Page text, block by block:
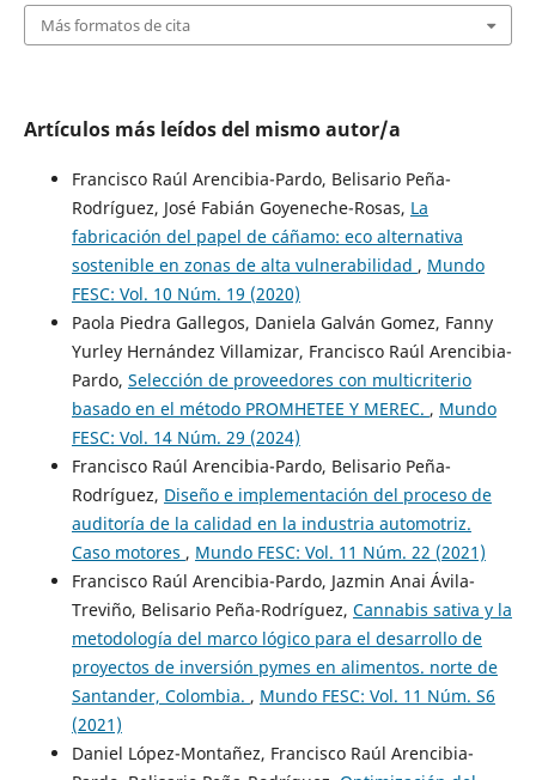
Más formatos de cita
Artículos más leídos del mismo autor/a
Francisco Raúl Arencibia-Pardo, Belisario Peña-
Rodríguez, José Fabián Goyeneche-Rosas, La
fabricación del papel de cáñamo: eco alternativa
sostenible en zonas de alta vulnerabilidad , Mundo
FESC: Vol. 10 Núm. 19 (2020)
Paola Piedra Gallegos, Daniela Galván Gomez, Fanny
Yurley Hernández Villamizar, Francisco Raúl Arencibia-
Pardo, Selección de proveedores con multicriterio
basado en el método PROMHETEE Y MEREC. , Mundo
FESC: Vol. 14 Núm. 29 (2024)
Francisco Raúl Arencibia-Pardo, Belisario Peña-
Rodríguez, Diseño e implementación del proceso de
auditoría de la calidad en la industria automotriz.
Caso motores , Mundo FESC: Vol. 11 Núm. 22 (2021)
Francisco Raúl Arencibia-Pardo, Jazmin Anai Ávila-
Treviño, Belisario Peña-Rodríguez, Cannabis sativa y la
metodología del marco lógico para el desarrollo de
proyectos de inversión pymes en alimentos. norte de
Santander, Colombia. , Mundo FESC: Vol. 11 Núm. S6
(2021)
Daniel López-Montañez, Francisco Raúl Arencibia-